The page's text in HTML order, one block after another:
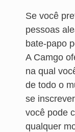
Se você
pessoas
bate-papo
A Camgo
na qual
de todo o
se
você pode
qualquer